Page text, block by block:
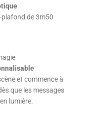
de 3m50
et commence à
que les messages
lumière.